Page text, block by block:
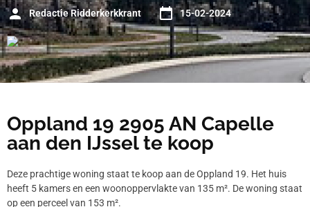
Redactie Ridderkerkkrant 15-02-2024
Oppland 19 2905 AN Capelle
aan den IJssel te koop
Deze prachtige woning staat te koop aan de Oppland 19. Het huis
heeft 5 kamers en een woonoppervlakte van 135 m². De woning staat
op een perceel van 153 m².